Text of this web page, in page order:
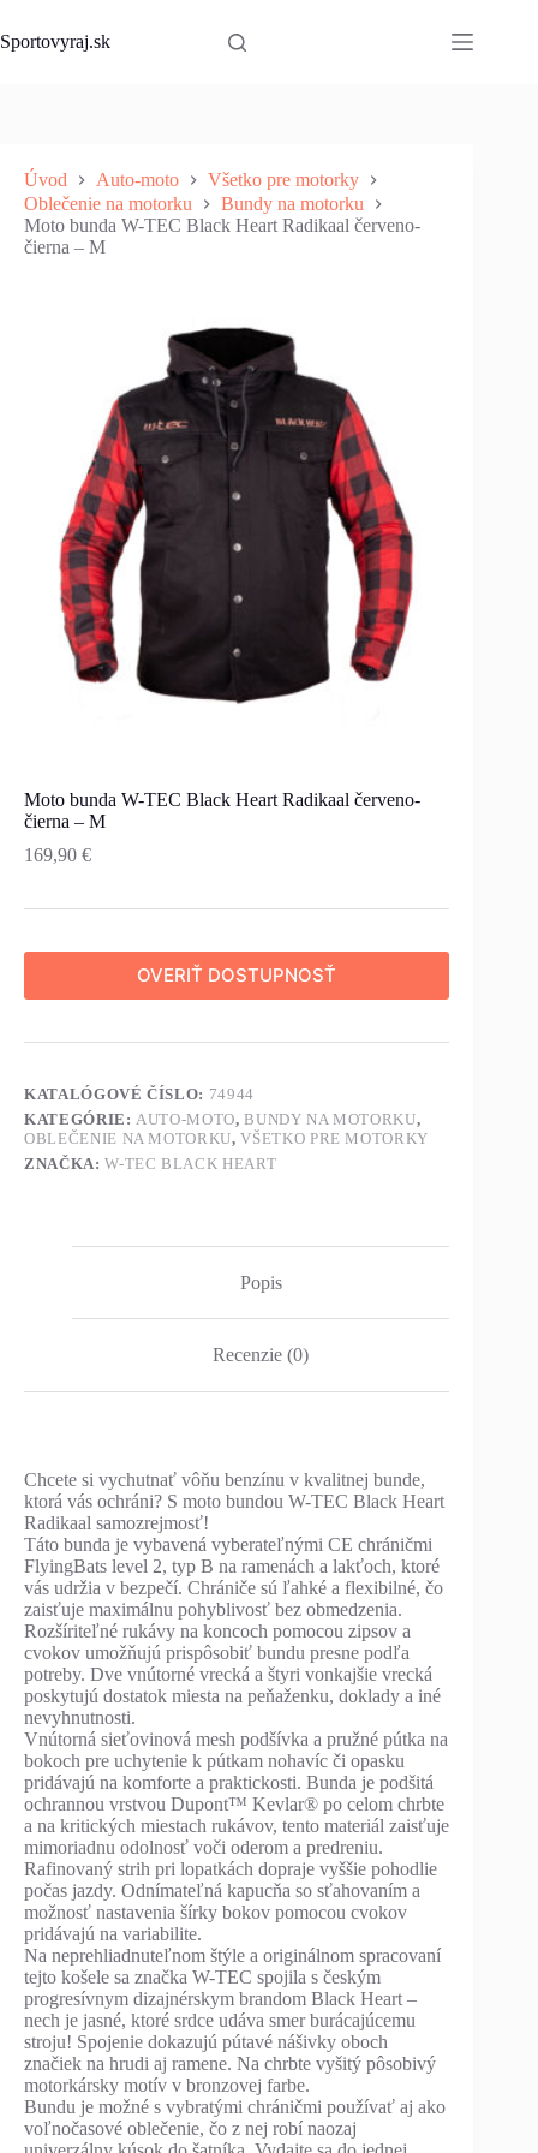
to
content
Sportovyraj.sk
Úvod Auto-moto
Všetko pre motorky
Oblečenie na motorku
Bundy na motorku
Moto bunda W-TEC Black Heart Radikaal červeno-
čierna – M
Moto bunda W-TEC Black Heart Radikaal červeno-
čierna – M
169,90 €
OVERIŤ DOSTUPNOSŤ
KATALÓGOVÉ ČÍSLO: 74944
KATEGÓRIE: AUTO-MOTO,BUNDY NA MOTORKU,
OBLEČENIE NA MOTORKU,VŠETKO PRE MOTORKY
ZNAČKA:W-TEC BLACK HEART
Popis
Recenzie (0)
Chcete si vychutnať vôňu benzínu v kvalitnej bunde,
ktorá vás ochráni? S moto bundou W-TEC Black Heart
Radikaal samozrejmosť!
Táto bunda je vybavená vyberateľnými CE chráničmi
FlyingBats level 2, typ B na ramenách a lakťoch, ktoré
vás udržia v bezpečí. Chrániče sú ľahké a flexibilné, čo
zaisťuje maximálnu pohyblivosť bez obmedzenia.
Rozšíriteľné rukávy na koncoch pomocou zipsov a
cvokov umožňujú prispôsobiť bundu presne podľa
potreby. Dve vnútorné vrecká a štyri vonkajšie vrecká
poskytujú dostatok miesta na peňaženku, doklady a iné
nevyhnutnosti.
Vnútorná sieťovinová mesh podšívka a pružné pútka na
bokoch pre uchytenie k pútkam nohavíc či opasku
pridávajú na komforte a praktickosti. Bunda je podšitá
ochrannou vrstvou Dupont™ Kevlar® po celom chrbte
a na kritických miestach rukávov, tento materiál zaisťuje
mimoriadnu odolnosť voči oderom a predreniu.
Rafinovaný strih pri lopatkách dopraje vyššie pohodlie
počas jazdy. Odnímateľná kapucňa so sťahovaním a
možnosť nastavenia šírky bokov pomocou cvokov
pridávajú na variabilite.
Na neprehliadnuteľnom štýle a originálnom spracovaní
tejto košele sa značka W-TEC spojila s českým
progresívnym dizajnérskym brandom Black Heart –
nech je jasné, ktoré srdce udáva smer burácajúcemu
stroju! Spojenie dokazujú pútavé nášivky oboch
značiek na hrudi aj ramene. Na chrbte vyšitý pôsobivý
motorkársky motív v bronzovej farbe.
Bundu je možné s vybratými chráničmi používať aj ako
voľnočasové oblečenie, čo z nej robí naozaj